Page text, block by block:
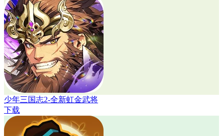
少年三国志2-全新虹金武将
下载